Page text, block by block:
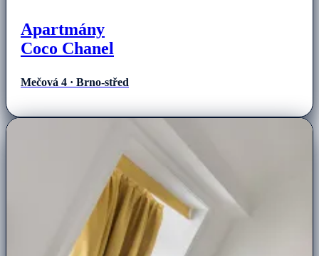
Apartmány
Coco Chanel
Mečová 4 · Brno-střed